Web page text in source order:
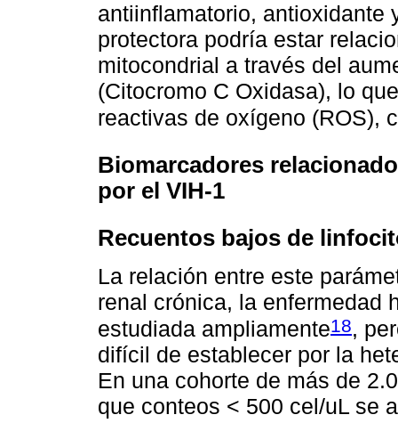
antiinflamatorio, antioxidante
protectora podría estar
mitocondrial a través del
(Citocromo C Oxidasa), lo
reactivas de oxígeno (ROS),
Biomarcadores
por el VIH-1
Recuentos bajos de
La relación entre este
renal crónica, la enfermedad
estudiada ampliamente18,
difícil de establecer por la
En una cohorte de más de
que conteos < 500 cel/uL se